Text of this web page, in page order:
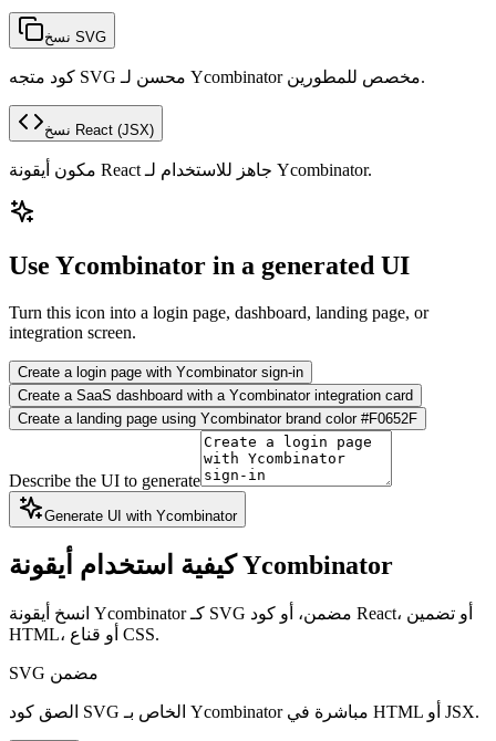
نسخ SVG
كود متجه SVG محسن لـ Ycombinator مخصص للمطورين.
نسخ React (JSX)
مكون أيقونة React جاهز للاستخدام لـ Ycombinator.
Use Ycombinator in a generated UI
Turn this icon into a login page, dashboard, landing page, or
integration screen.
Create a login page with Ycombinator sign-in
Create a SaaS dashboard with a Ycombinator integration card
Create a landing page using Ycombinator brand color #F0652F
Describe the UI to generate
Generate UI with Ycombinator
كيفية استخدام أيقونة Ycombinator
انسخ أيقونة Ycombinator كـ SVG مضمن، أو كود React، أو تضمين
HTML، أو قناع CSS.
SVG مضمن
الصق كود SVG الخاص بـ Ycombinator مباشرة في HTML أو JSX.